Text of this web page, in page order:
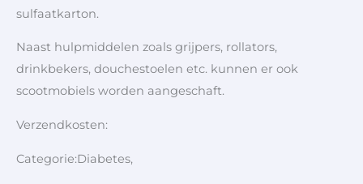
sulfaatkarton.
Naast hulpmiddelen zoals grijpers, rollators,
drinkbekers, douchestoelen etc. kunnen er ook
scootmobiels worden aangeschaft.
Verzendkosten:
Categorie:Diabetes,